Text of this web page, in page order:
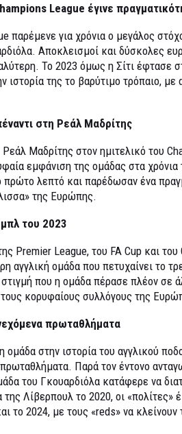
League έγινε
παρέμενε για χρόνια ο μεγάλος
Αποκλεισμοί και δύσκολες
Το 2023 όμως η Σίτι έφτασε
ιστορία της το βαρύτιμο τρόπαιο, με
στη Ρεάλ Μαδρίτης
Μαδρίτης στον ημιτελικό του
εμφάνιση της ομάδας στα χρόνια
πρώτο λεπτό και παρέδωσαν ένα
της Ευρώπης.
του 2023
Premier League, του FA Cup και του
αγγλική ομάδα που πετυχαίνει το
στιγμή που η ομάδα πέρασε πλέον σε
κορυφαίους συλλόγους της
πρωταθλήματα
ομάδα στην ιστορία του αγγλικού
Παρά τον έντονο
του Γκουαρδιόλα κατάφερε να
Λίβερπουλ το 2020, οι «πολίτες»
το 2024, με τους «reds» να